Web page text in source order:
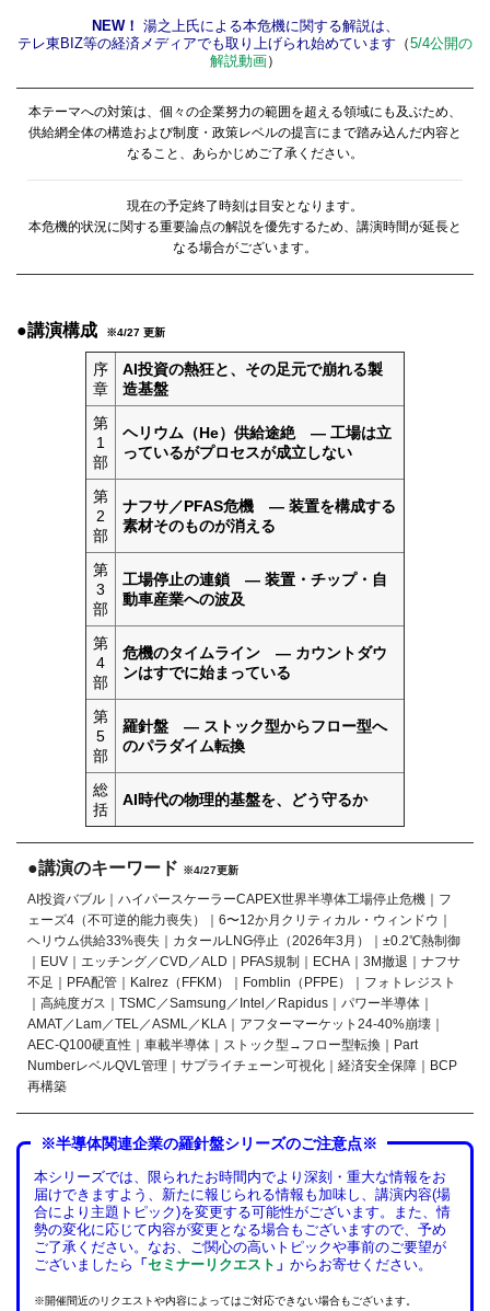
NEW！ 湯之上氏による本危機に関する解説は、
テレ東BIZ等の経済メディアでも取り上げられ始めています （5/4公開の
解説動画 ）
本テーマへの対策は、個々の企業努力の範囲を超える領域にも及ぶため、
供給網全体の構造および制度・政策レベルの提言にまで踏み込んだ内容と
なること、あらかじめご了承ください。
現在の予定終了時刻は目安となります。
本危機的状況に関する重要論点の解説を優先するため、講演時間が延長と
なる場合がございます。
●講演構成 ※4/27 更新
序
章
AI投資の熱狂と、その足元で崩れる製
造基盤
第
1
部
ヘリウム（He）供給途絶 ― 工場は立
っているがプロセスが成立しない
第
2
部
ナフサ／PFAS危機 ― 装置を構成する
素材そのものが消える
第
3
部
工場停止の連鎖 ― 装置・チップ・自
動車産業への波及
第
4
部
危機のタイムライン ― カウントダウ
ンはすでに始まっている
第
5
部
羅針盤 ― ストック型からフロー型へ
のパラダイム転換
総
括
AI時代の物理的基盤を、どう守るか
●講演のキーワード ※4/27更新
AI投資バブル｜ハイパースケーラーCAPEX世界半導体工場停止危機｜フ
ェーズ4（不可逆的能力喪失）｜6〜12か月クリティカル・ウィンドウ｜
ヘリウム供給33%喪失｜カタールLNG停止（2026年3月）｜±0.2℃熱制御
｜EUV｜エッチング／CVD／ALD｜PFAS規制｜ECHA｜3M撤退｜ナフサ
不足｜PFA配管｜Kalrez（FFKM）｜Fomblin（PFPE）｜フォトレジスト
｜高純度ガス｜TSMC／Samsung／Intel／Rapidus｜パワー半導体｜
AMAT／Lam／TEL／ASML／KLA｜アフターマーケット24-40%崩壊｜
AEC-Q100硬直性｜車載半導体｜ストック型→フロー型転換｜Part
NumberレベルQVL管理｜サプライチェーン可視化｜経済安全保障｜BCP
再構築
※半導体関連企業の羅針盤シリーズのご注意点※
本シリーズでは、限られたお時間内でより深刻・重大な情報をお
届けできますよう、新たに報じられる情報も加味し、講演内容(場
合により主題トピック)を変更する可能性がございます。また、情
勢の変化に応じて内容が変更となる場合もございますので、予め
ご了承ください。 なお、ご関心の高いトピックや事前のご要望が
ございましたら
「 セミナーリクエスト 」 からお寄せください。
※開催間近のリクエストや内容によってはご対応できない場合もございます。